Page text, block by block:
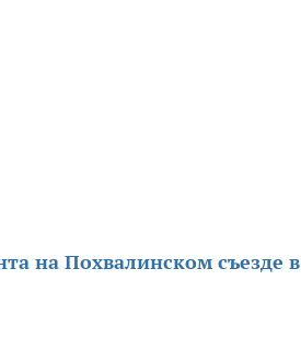
на Похвалинском съезде в